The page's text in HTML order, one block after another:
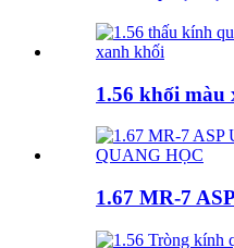
1.56 khối màu
1.67 MR-7